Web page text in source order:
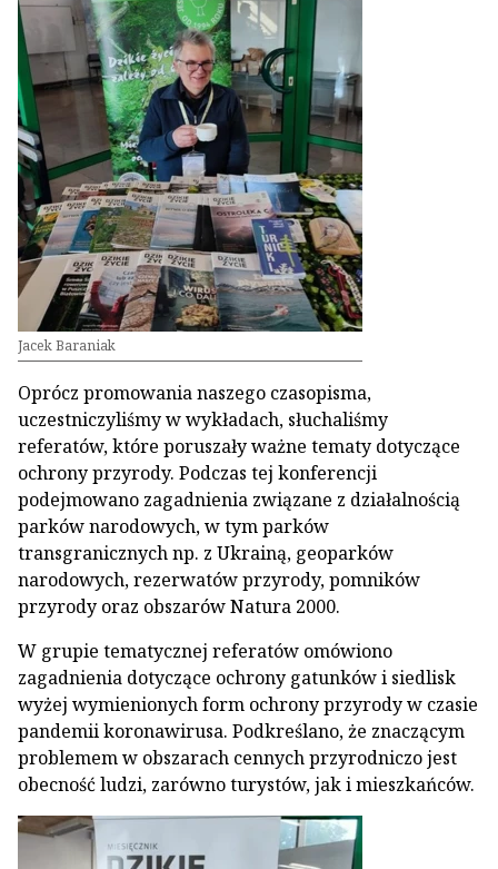
Jacek Baraniak
Oprócz promowania naszego czasopisma,
uczestniczyliśmy w wykładach, słuchaliśmy
referatów, które poruszały ważne tematy dotyczące
ochrony przyrody. Podczas tej konferencji
podejmowano zagadnienia związane z działalnością
parków narodowych, w tym parków
transgranicznych np. z Ukrainą, geoparków
narodowych, rezerwatów przyrody, pomników
przyrody oraz obszarów Natura 2000.
W grupie tematycznej referatów omówiono
zagadnienia dotyczące ochrony gatunków i siedlisk
wyżej wymienionych form ochrony przyrody w czasie
pandemii koronawirusa. Podkreślano, że znaczącym
problemem w obszarach cennych przyrodniczo jest
obecność ludzi, zarówno turystów, jak i mieszkańców.